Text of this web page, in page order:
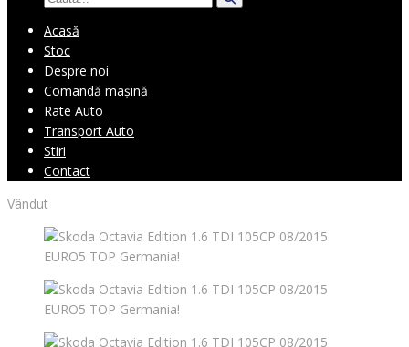
Acasă
Stoc
Despre noi
Comandă mașină
Rate Auto
Transport Auto
Stiri
Contact
Vândut